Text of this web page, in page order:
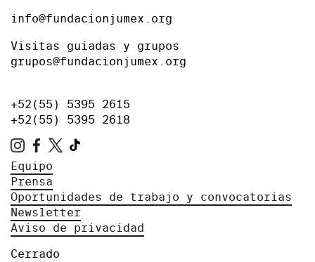
info@fundacionjumex.org
Visitas guiadas y grupos
grupos@fundacionjumex.org
+52(55) 5395 2615
+52(55) 5395 2618
Equipo
Prensa
Oportunidades de trabajo y convocatorias
Newsletter
Aviso de privacidad
Cerrado